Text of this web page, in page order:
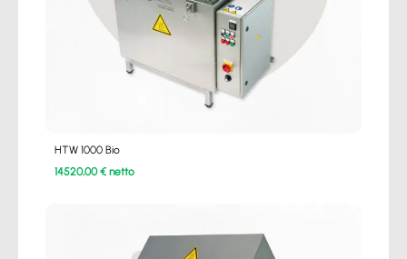
HTW 1000 Bio
14520,00 € netto